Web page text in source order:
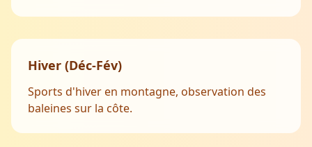
Hiver (Déc-Fév)
Sports d'hiver en montagne, observation des
baleines sur la côte.